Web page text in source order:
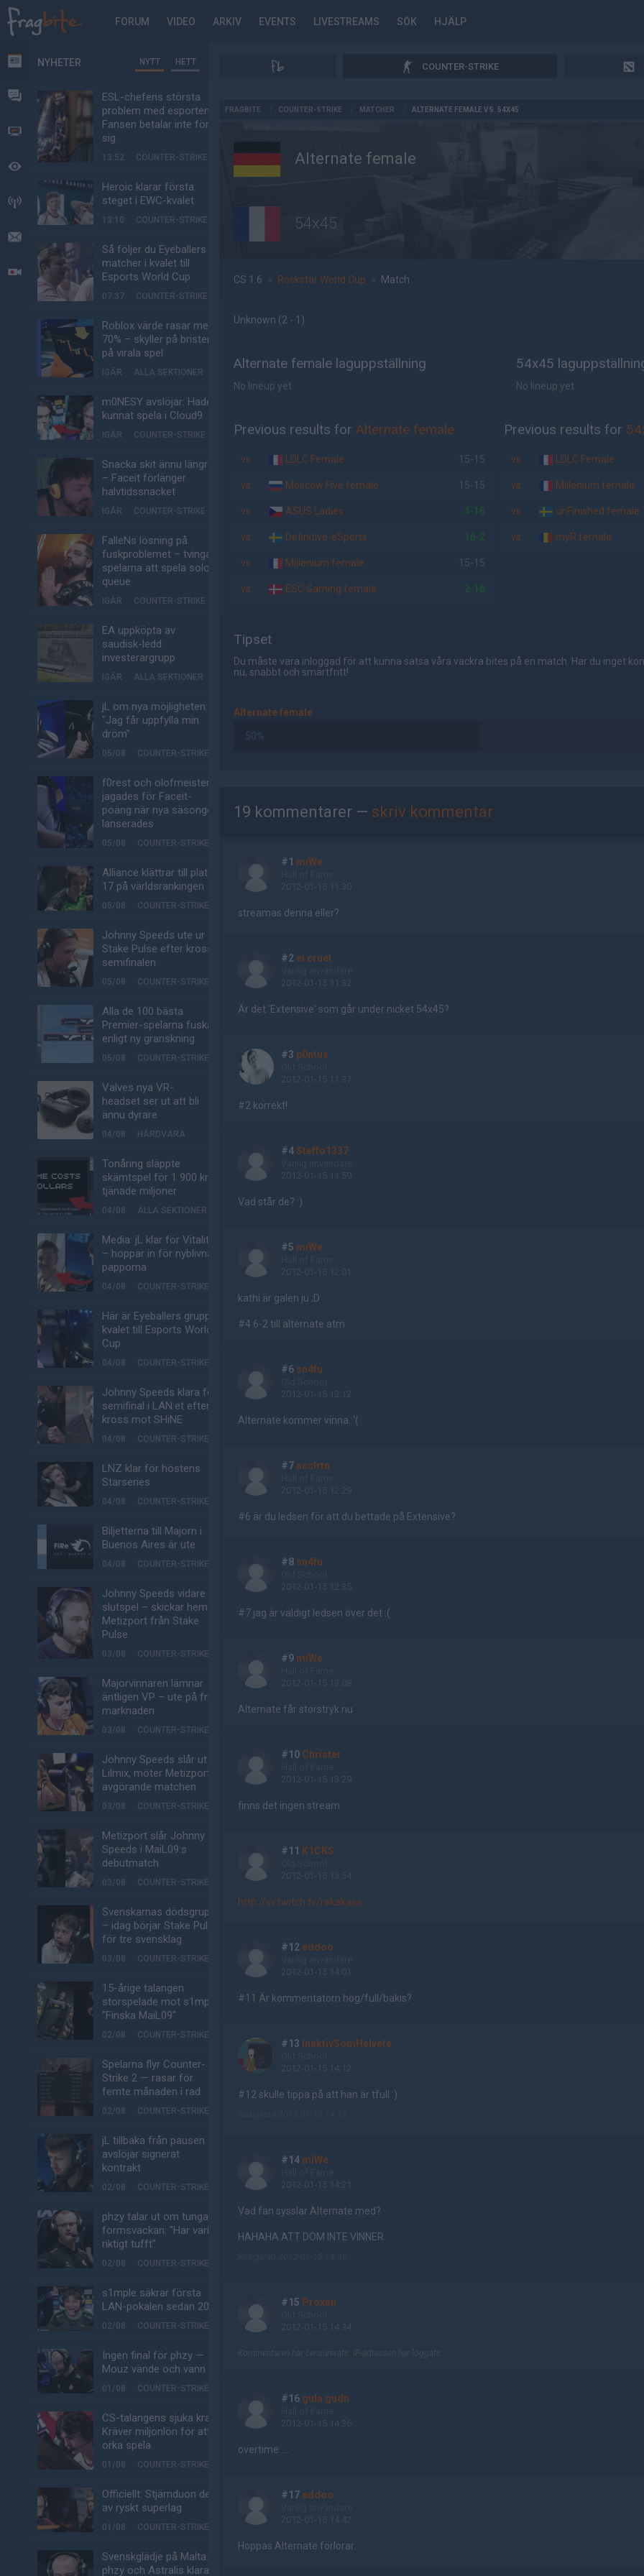
FORUM VIDEO ARKIV EVENTS LIVESTREAMS SÖK HJÄLP
NYHETER
FORUM
VIDEO
HÄNDELSER
LIVESÄNDNINGAR
NYHETER NYTT HETT
ESL-chefens största
problem med esporten:
Fansen betalar inte för
sig
13:52 COUNTER-STRIKE
Heroic klarar första
steget i EWC-kvalet
13:10 COUNTER-STRIKE
Så följer du Eyeballers
matcher i kvalet till
Esports World Cup
07:37 COUNTER-STRIKE
Roblox värde rasar med
70% – skyller på bristen
på virala spel
IGÅR ALLA SEKTIONER
m0NESY avslöjar: Hade
kunnat spela i Cloud9
IGÅR COUNTER-STRIKE
Snacka skit ännu längre
– Faceit förlänger
halvtidssnacket
IGÅR COUNTER-STRIKE
FalleNs lösning på
fuskproblemet – tvinga
spelarna att spela solo-
queue
IGÅR COUNTER-STRIKE
EA uppköpta av
saudisk-ledd
investerargrupp
IGÅR ALLA SEKTIONER
jL om nya möjligheten:
"Jag får uppfylla min
dröm"
05/08 COUNTER-STRIKE
f0rest och olofmeister
jagades för Faceit-
poäng när nya säsongen
lanserades
05/08 COUNTER-STRIKE
Alliance klättrar till plats
17 på världsrankingen
05/08 COUNTER-STRIKE
Johnny Speeds ute ur
Stake Pulse efter kross i
semifinalen
05/08 COUNTER-STRIKE
Alla de 100 bästa
Premier-spelarna fuskar
enligt ny granskning
05/08 COUNTER-STRIKE
Valves nya VR-
headset ser ut att bli
ännu dyrare
04/08 HÅRDVARA
Tonåring släppte
skämtspel för 1 900 kr –
tjänade miljoner
04/08 ALLA SEKTIONER
Media: jL klar för Vitality
– hoppar in för nyblivna
papporna
04/08 COUNTER-STRIKE
Här är Eyeballers grupp i
kvalet till Esports World
Cup
04/08 COUNTER-STRIKE
Johnny Speeds klara för
semifinal i LAN:et efter
kross mot SHiNE
04/08 COUNTER-STRIKE
LNZ klar för höstens
Starseries
04/08 COUNTER-STRIKE
Biljetterna till Majorn i
Buenos Aires är ute
04/08 COUNTER-STRIKE
Johnny Speeds vidare till
slutspel – skickar hem
Metizport från Stake
Pulse
03/08 COUNTER-STRIKE
Majorvinnaren lämnar
äntligen VP – ute på fria
marknaden
03/08 COUNTER-STRIKE
Johnny Speeds slår ut
Lilmix, möter Metizport i
avgörande matchen
03/08 COUNTER-STRIKE
Metizport slår Johnny
Speeds i MaiL09:s
debutmatch
03/08 COUNTER-STRIKE
Svenskarnas dödsgrupp
– idag börjar Stake Pulse
för tre svensklag
03/08 COUNTER-STRIKE
15-årige talangen
storspelade mot s1mple:
"Finska MaiL09"
02/08 COUNTER-STRIKE
Spelarna flyr Counter-
Strike 2 — rasar för
femte månaden i rad
02/08 COUNTER-STRIKE
jL tillbaka från pausen –
avslöjar signerat
kontrakt
02/08 COUNTER-STRIKE
phzy talar ut om tunga
formsvackan: "Har varit
riktigt tufft"
02/08 COUNTER-STRIKE
s1mple säkrar första
LAN-pokalen sedan 2022
02/08 COUNTER-STRIKE
Ingen final för phzy —
Mouz vände och vann
01/08 COUNTER-STRIKE
CS-talangens sjuka krav:
Kräver miljonlön för att
orka spela
01/08 COUNTER-STRIKE
Officiellt: Stjärnduon del
av ryskt superlag
01/08 COUNTER-STRIKE
Svenskglädje på Malta:
phzy och Astralis klara
COUNTER-STRIKE
FRAGBITE COUNTER-STRIKE MATCHER ALTERNATE FEMALE VS. 54X45
Alternate female
54x45
CS 1.6 » Rockstar World Cup » Match
Unknown (2 - 1 )
Alternate female laguppställning
No lineup yet
54x45
No lineup yet
Previous results for Alternate female
vs. LDLC Female 15-15
vs. Moscow Five female 15-15
vs. ASUS.Ladies 4-16
vs. Definitive-eSports 16-2
vs. Millenium female 15-15
vs. ESC Gaming female 2-16
Previous results for
vs. LDLC Female
vs. Millenium female
vs. unFinished female
vs. myR female
Tipset
Du måste vara inloggad för att kunna satsa våra vackra bites på en match. Har du inget
nu, snabbt och smärtfritt!
Alternate female
50%
19 kommentarer — skriv kommentar
#1 miWe
2012-01-15 11:30
streamas denna eller?
#2 el cruel
2012-01-15 11:32
Är det 'Extensive' som går under nicket 54x45?
#3 p0ntus
2012-01-15 11:37
#2 korrekt!
#4 Steffo1337
2012-01-15 11:59
Vad står de? :)
#5 miWe
2012-01-15 12:01
kathi är galen ju ;D
#4 6-2 till alternate atm
#6 sn4fu
2012-01-15 12:12
Alternate kommer vinna :'(
#7 acclrtn
2012-01-15 12:29
#6 är du ledsen för att du bettade på Extensive?
#8 sn4fu
2012-01-15 12:35
#7 jag är väldigt ledsen över det :(
#9 miWe
2012-01-15 13:08
Alternate får storstryk nu
#10 Christer
2012-01-15 13:29
finns det ingen stream
#11 K1CKS
2012-01-15 13:54
http://sv.twitch.tv/rakakase
#12 eddoo
2012-01-15 14:01
#11 Är kommentatorn hög/full/bakis?
#13 InaktivSomHelvete
2012-01-15 14:12
#12 skulle tippa på att han är tfull :)
#14 miWe
2012-01-15 14:21
Vad fan sysslar Alternate med?
HAHAHA ATT DOM INTE VINNER
#15 Proxan
2012-01-15 14:34
Kommentaren har censurerats. IP-adressen har loggats.
#16 gula gudn
2012-01-15 14:36
overtime ....
#17 eddoo
2012-01-15 14:42
Hoppas Alternate förlorar.